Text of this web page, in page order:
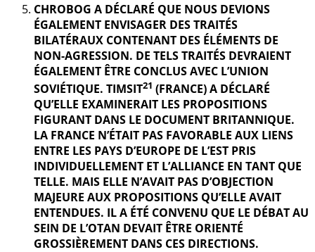
CHROBOG A DÉCLARÉ QUE NOUS DEVIONS
ÉGALEMENT ENVISAGER DES TRAITÉS
BILATÉRAUX CONTENANT DES ÉLÉMENTS DE
NON-AGRESSION. DE TELS TRAITÉS DEVRAIENT
ÉGALEMENT ÊTRE CONCLUS AVEC L’UNION
SOVIÉTIQUE. TIMSIT21 (FRANCE) A DÉCLARÉ
QU’ELLE EXAMINERAIT LES PROPOSITIONS
FIGURANT DANS LE DOCUMENT BRITANNIQUE.
LA FRANCE N’ÉTAIT PAS FAVORABLE AUX LIENS
ENTRE LES PAYS D’EUROPE DE L’EST PRIS
INDIVIDUELLEMENT ET L’ALLIANCE EN TANT QUE
TELLE. MAIS ELLE N’AVAIT PAS D’OBJECTION
MAJEURE AUX PROPOSITIONS QU’ELLE AVAIT
ENTENDUES. IL A ÉTÉ CONVENU QUE LE DÉBAT AU
SEIN DE L’OTAN DEVAIT ÊTRE ORIENTÉ
GROSSIÈREMENT DANS CES DIRECTIONS.